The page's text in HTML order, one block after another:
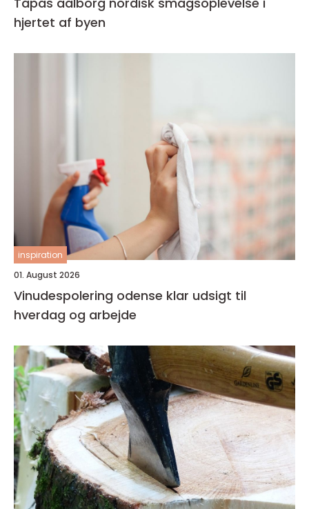
hjertet af byen
inspiration
01. August 2026
Vinudespolering odense klar udsigt til
hverdag og arbejde